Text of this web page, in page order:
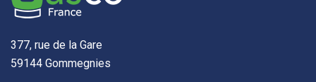
377, rue de la Gare
59144 Gommegnies